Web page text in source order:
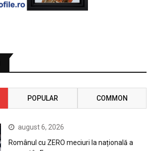
POPULAR COMMON
august 6, 2026
Românul cu ZERO meciuri la națională a